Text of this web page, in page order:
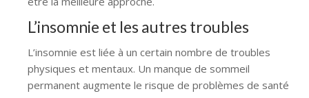
L’insomnie et les autres troubles
L’insomnie est liée à un certain nombre de troubles
physiques et mentaux. Un manque de sommeil
permanent augmente le risque de problèmes de santé